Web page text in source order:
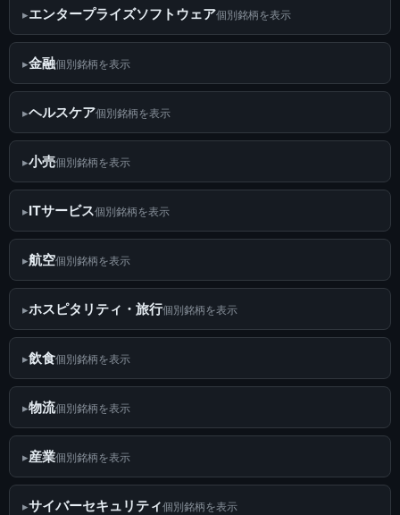
エンタープライズソフトウェア個別銘柄を表示
金融個別銘柄を表示
ヘルスケア個別銘柄を表示
小売個別銘柄を表示
ITサービス個別銘柄を表示
航空個別銘柄を表示
ホスピタリティ・旅行個別銘柄を表示
飲食個別銘柄を表示
物流個別銘柄を表示
産業個別銘柄を表示
サイバーセキュリティ個別銘柄を表示